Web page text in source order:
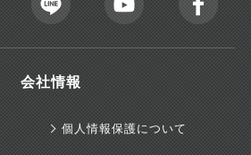
会社情報
個人情報保護について